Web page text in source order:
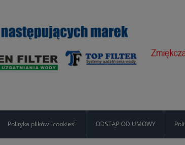
Polityka plików "cookies" ODSTĄP OD UMOWY